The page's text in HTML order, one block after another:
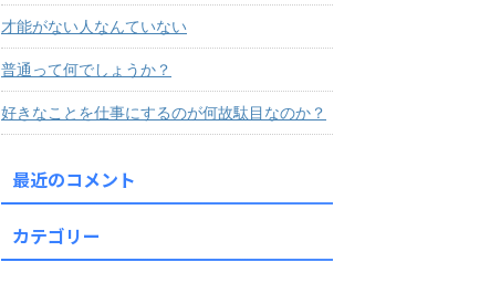
才能がない人なんていない
普通って何でしょうか？
好きなことを仕事にするのが何故駄目なのか？
最近のコメント
カテゴリー